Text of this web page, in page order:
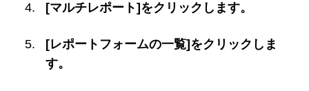
[マルチレポート]をクリックします。
[レポートフォームの一覧]をクリックしま
す。